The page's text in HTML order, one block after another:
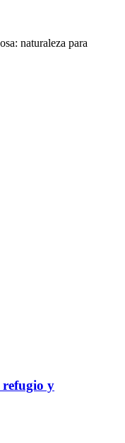
naturaleza para
refugio y